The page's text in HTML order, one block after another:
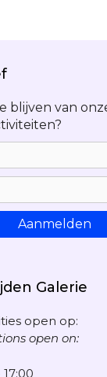
blijven van
Galerie
open op:
open on:
17:00